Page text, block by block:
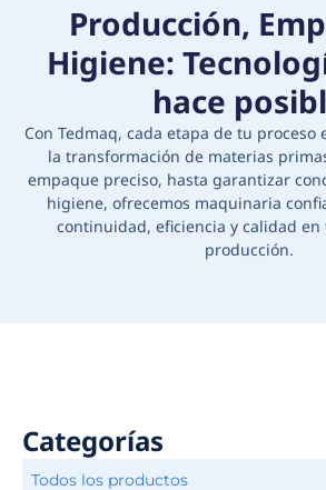
Producción,
Higiene:
hace
Con Tedmaq, cada etapa de tu proceso
la transformación de materias
empaque preciso, hasta garantizar
higiene, ofrecemos maquinaria
continuidad, eficiencia y calidad
producción.
Categorías
Todos los productos